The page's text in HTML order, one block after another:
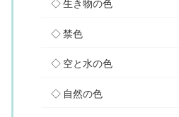
生き物の色
禁色
空と水の色
自然の色